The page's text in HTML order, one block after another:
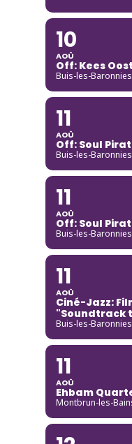
10
AOÛ
Off: Kees
Buis-les-Baronnies
11
AOÛ
Off: Soul
Buis-les-Baronnies
11
AOÛ
Off: Soul
Buis-les-Baronnies
11
AOÛ
Ciné-Jazz:
"Soundtrack
Buis-les-Baronnies
11
AOÛ
Ehbam
Montbrun-les-